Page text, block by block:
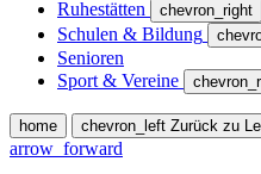
Ruhestätten chevron_right
Schulen & Bildung
Senioren
Sport & Vereine
home chevron_left Zurück zu
arrow_forward